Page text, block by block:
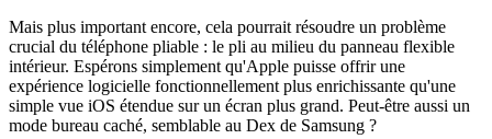
Mais plus important encore, cela pourrait résoudre un problème
crucial du téléphone pliable : le pli au milieu du panneau flexible
intérieur. Espérons simplement qu'Apple puisse offrir une
expérience logicielle fonctionnellement plus enrichissante qu'une
simple vue iOS étendue sur un écran plus grand. Peut-être aussi un
mode bureau caché, semblable au Dex de Samsung ?